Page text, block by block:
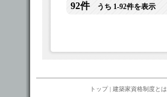
92件うち 1-92件を表示
トップ| 建築家資格制度とは